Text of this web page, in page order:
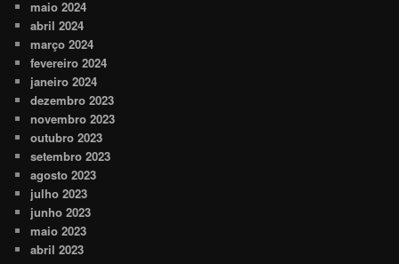
maio 2024
abril 2024
março 2024
fevereiro 2024
janeiro 2024
dezembro 2023
novembro 2023
outubro 2023
setembro 2023
agosto 2023
julho 2023
junho 2023
maio 2023
abril 2023